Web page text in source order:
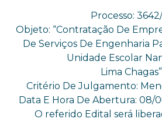
Processo:
Objeto: “Contratação De
De Serviços De Engenharia
Unidade Escolar
Lima Chagas”
Critério De Julgamento:
Data E Hora De Abertura: 08/
O referido Edital será